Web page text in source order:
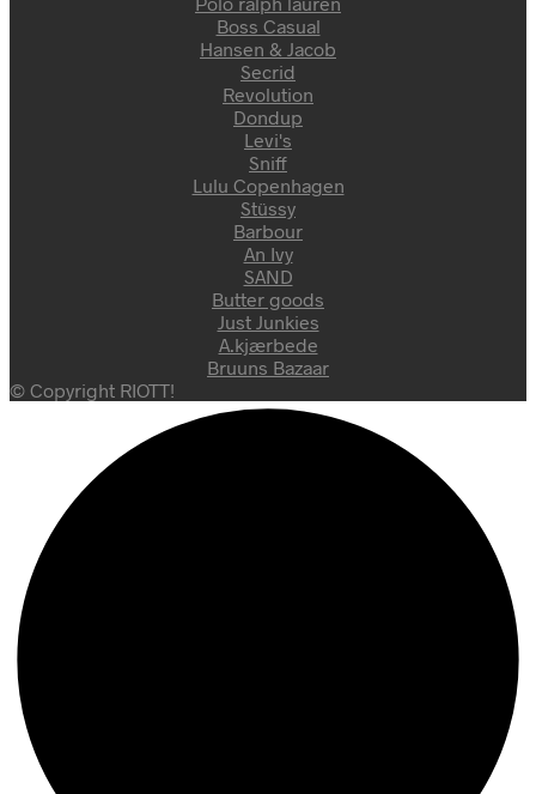
Boss Casual
Hansen & Jacob
Secrid
Revolution
Dondup
Levi's
Sniff
Lulu Copenhagen
Stüssy
Barbour
An Ivy
SAND
Butter goods
Just Junkies
A.kjærbede
Bruuns Bazaar
© Copyright RIOTT!